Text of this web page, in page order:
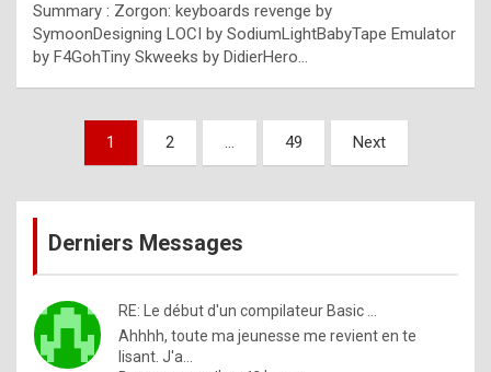
l
e
x
a
%
m
a
Summary : Zorgon: keyboards revenge by
SymoonDesigning LOCI by SodiumLightBabyTape Emulator
by F4GohTiny Skweeks by DidierHero…
Pagination
publications
1 2 … 49 Next
Derniers Messages
RE: Le début d'un compilateur Basic ...
Ahhhh, toute ma jeunesse me revient en te
lisant. J'a...